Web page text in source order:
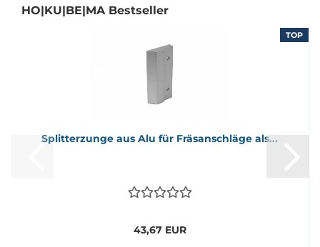
HO|KU|BE|MA Bestseller
TOP
Split­ter­zun­ge aus Alu für Fräs­an­schlä­ge als...
43,67 EUR